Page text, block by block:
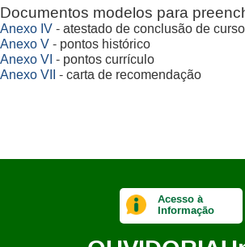
Documentos modelos para
Anexo IV - atestado de conclusão de curso
Anexo V - pontos histórico
Anexo VI - pontos currículo
Anexo VII - carta de recomendação
Acesso à
Informação